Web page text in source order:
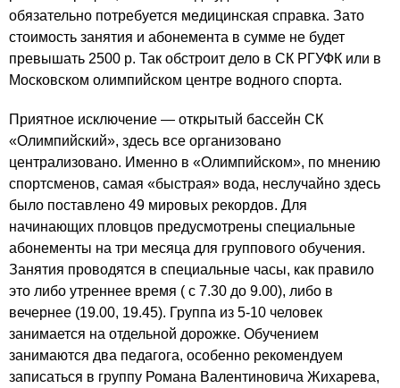
обязательно потребуется медицинская справка. Зато
стоимость занятия и абонемента в сумме не будет
превышать 2500 р. Так обстроит дело в СК РГУФК или в
Московском олимпийском центре водного спорта.
Приятное исключение — открытый бассейн СК
«Олимпийский», здесь все организовано
централизовано. Именно в «Олимпийском», по мнению
спортсменов, самая «быстрая» вода, неслучайно здесь
было поставлено 49 мировых рекордов. Для
начинающих пловцов предусмотрены специальные
абонементы на три месяца для группового обучения.
Занятия проводятся в специальные часы, как правило
это либо утреннее время ( с 7.30 до 9.00), либо в
вечернее (19.00, 19.45). Группа из 5-10 человек
занимается на отдельной дорожке. Обучением
занимаются два педагога, особенно рекомендуем
записаться в группу Романа Валентиновича Жихарева,